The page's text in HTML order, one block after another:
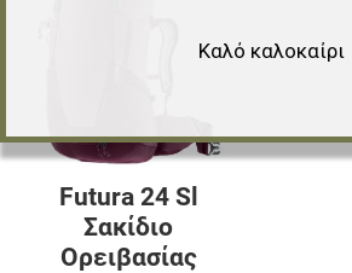
Futura 24 Sl
Σακίδιο
Ορειβασίας
Καλό καλοκαίρι